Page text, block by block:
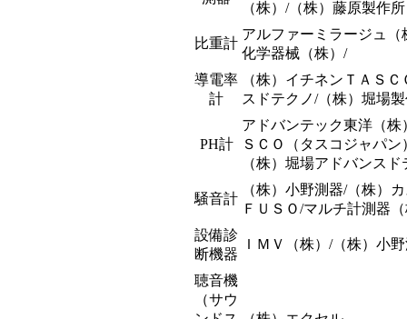
（株）/（株）藤原製作所
比重計
アルファーミラージュ
化学器械（株）/
導電率
計
（株）イチネンＴＡＳ
スドテクノ/（株）堀場
PH計
アドバンテック東洋（
ＳＣＯ（タスコジャパ
（株）堀場アドバンス
騒音計
（株）小野測器/（株）
ＦＵＳＯ/マルチ計測器
設備診
断機器
ＩＭＶ（株）/（株）小
聴音機
（サウ